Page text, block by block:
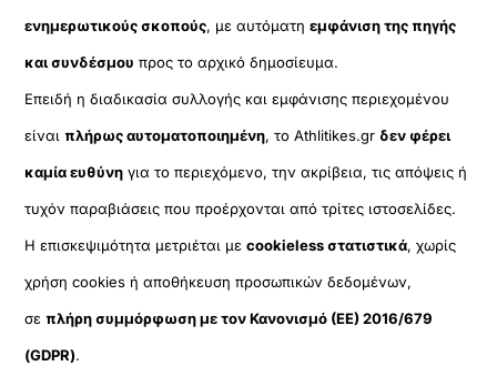
ενημερωτικούς σκοπούς, με αυτόματηεμφάνιση της πηγής
και συνδέσμου προς το αρχικό δημοσίευμα.
Επειδή η διαδικασία συλλογής και εμφάνισης περιεχομένου
είναιπλήρως αυτοματοποιημένη, το Athlitikes.gr δεν φέρει
καμία ευθύνη για το περιεχόμενο, την ακρίβεια, τις απόψεις ή
τυχόν παραβιάσεις που προέρχονται από τρίτες ιστοσελίδες.
Η επισκεψιμότητα μετριέται μεcookieless στατιστικά, χωρίς
χρήση cookies ή αποθήκευση προσωπικών δεδομένων,
σεπλήρη συμμόρφωση με τον Κανονισμό (ΕΕ) 2016/679
(GDPR).